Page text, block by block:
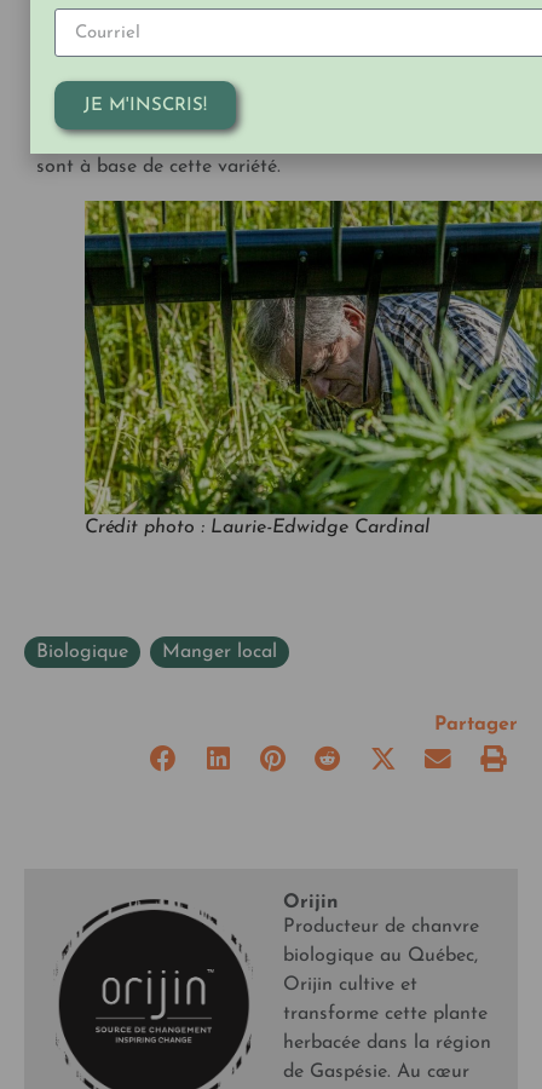
Pour cette récolte, le cultivar ANKA a offert un
rendement supérieur en oméga-3 et 6 et de par sa
capacité à s’adapter au climat québécois. Les produits
alimentairesOrijin, soit les
sont à base de cette variété.
Crédit photo : Laurie-Edwidge Cardinal
Biologique Manger local
Partager
Orijin
Producteur de chanvre
biologique au Québec,
Orijin cultive et
transforme cette plante
herbacée dans la région
de Gaspésie. Au cœur
JE M'INSCRIS!